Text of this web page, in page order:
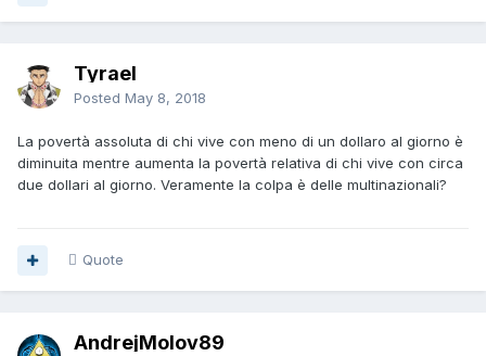
Tyrael
Posted May 8, 2018
La povertà assoluta di chi vive con meno di un dollaro al giorno è
diminuita mentre aumenta la povertà relativa di chi vive con circa
due dollari al giorno. Veramente la colpa è delle multinazionali?
Quote
AndrejMolov89